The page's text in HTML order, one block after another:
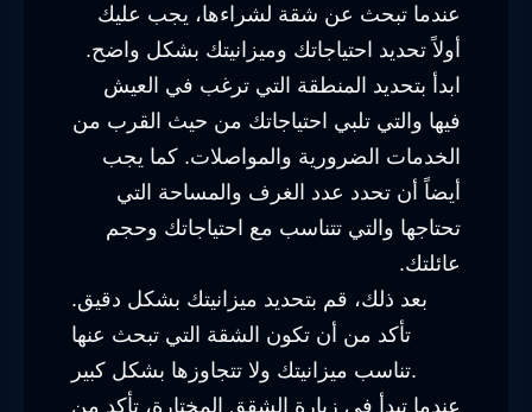
عندما تبحث عن شقة لشراءها، يجب عليك
أولاً تحديد احتياجاتك وميزانيتك بشكل واضح.
ابدأ بتحديد المنطقة التي ترغب في العيش
فيها والتي تلبي احتياجاتك من حيث القرب من
الخدمات الضرورية والمواصلات. كما يجب
أيضاً أن تحدد عدد الغرف والمساحة التي
تحتاجها والتي تتناسب مع احتياجاتك وحجم
عائلتك.
بعد ذلك، قم بتحديد ميزانيتك بشكل دقيق.
تأكد من أن تكون الشقة التي تبحث عنها
تناسب ميزانيتك ولا تتجاوزها بشكل كبير.
عندما تبدأ في زيارة الشقق المختارة، تأكد من